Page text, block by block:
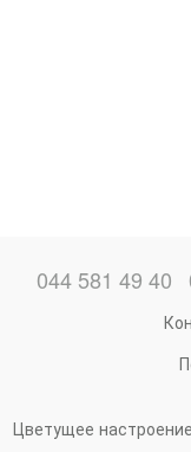
044 581 49 40
Цветущее